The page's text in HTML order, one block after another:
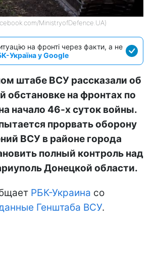
MinistryofDefence.UA)
на фронті через факти, а не
Україна у Google
штабе ВСУ рассказали об
обстановке на фронтах по
начало 46-х суток войны.
прорвать оборону
ВСУ в районе города
полный контроль над
Донецкой области.
РБК-Украина со
Генштаба ВСУ.